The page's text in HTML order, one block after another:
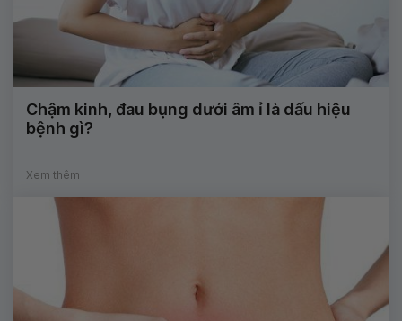
Chậm kinh, đau bụng dưới âm ỉ là dấu hiệu
bệnh gì?
Xem thêm